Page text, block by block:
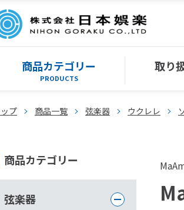
商品カテゴリー
PRODUCTS
取り
ップ 商品一覧 弦楽器 ウクレレ
商品カテゴリー
弦楽器